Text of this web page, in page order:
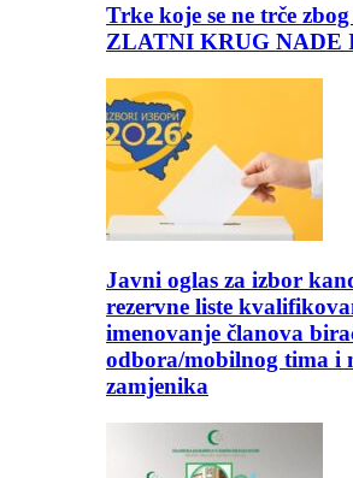
Trke koje se ne trče
ZLATNI KRUG NADE
Javni oglas za izbor
rezervne liste
imenovanje članova
odbora/mobilnog tima i
zamjenika